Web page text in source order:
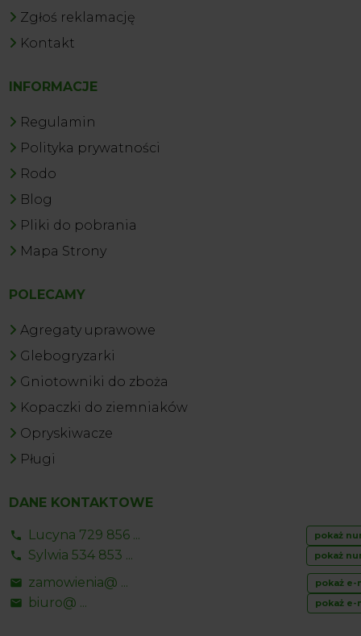
Zgłoś reklamację
Kontakt
INFORMACJE
Regulamin
Polityka prywatności
Rodo
Blog
Pliki do pobrania
Mapa Strony
POLECAMY
Agregaty uprawowe
Glebogryzarki
Gniotowniki do zboża
Kopaczki do ziemniaków
Opryskiwacze
Pługi
DANE KONTAKTOWE
Lucyna 729 856 ... pokaż
Sylwia 534 853 ... pokaż
zamowienia@ ... pokaż e-
biuro@ ... pokaż e-